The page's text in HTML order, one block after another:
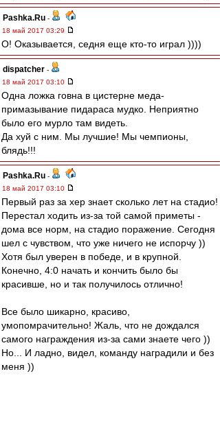
Pashka.Ru -
18 май 2017 03:29
О! Оказывается, седня еще кто-то играл ))))
dispatcher -
18 май 2017 03:10
Одна ложка говна в цистерне меда-
примазывание пидараса мудко. Неприятно
было его мурло там видеть.
Да хуй с ним. Мы лучшие! Мы чемпионы,
блядь!!!
Pashka.Ru -
18 май 2017 03:10
Первый раз за хер знает сколько лет на стадио!
Перестал ходить из-за той самой приметы -
дома все норм, на стадио поражение. Сегодня
шел с чувством, что уже ничего не испорчу ))
Хотя был уверен в победе, и в крупной.
Конечно, 4:0 начать и кончить было бы
красивше, но и так получилось отлично!
Все было шикарно, красиво,
умопомрачительно! Жаль, что не дождался
самого награждения из-за сами знаете чего ))
Но... И ладно, видел, команду наградили и без
меня ))